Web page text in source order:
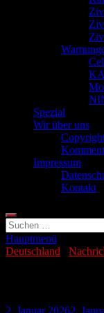
Spezial
Wir über uns
Impressum
Kontakt
Suchen
nach:
Hauptmenü
Deutschland
2. Januar 20262.